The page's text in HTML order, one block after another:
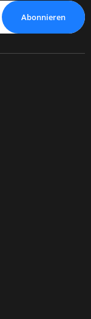
Abonnieren